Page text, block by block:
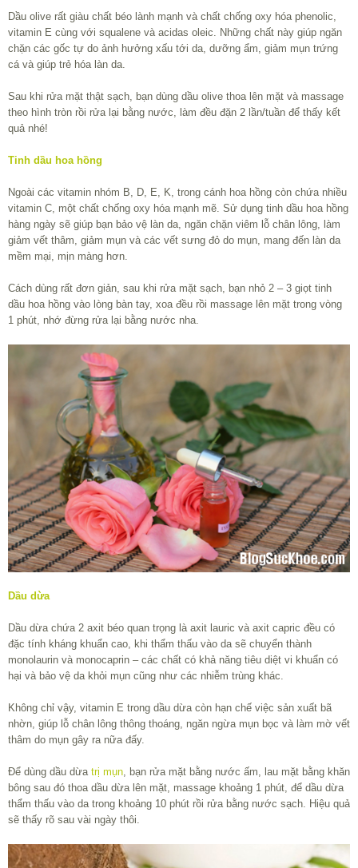
Dầu olive rất giàu chất béo lành mạnh và chất chống oxy hóa phenolic,
vitamin E cùng với squalene và acidas oleic. Những chất này giúp ngăn
chặn các gốc tự do ảnh hưởng xấu tới da, dưỡng ẩm, giảm mụn trứng
cá và giúp trẻ hóa làn da.
Sau khi rửa mặt thật sạch, bạn dùng dầu olive thoa lên mặt và massage
theo hình tròn rồi rửa lại bằng nước, làm đều đặn 2 lần/tuần để thấy kết
quả nhé!
Tinh dầu hoa hồng
Ngoài các vitamin nhóm B, D, E, K, trong cánh hoa hồng còn chứa nhiều
vitamin C, một chất chống oxy hóa mạnh mẽ. Sử dụng tinh dầu hoa hồng
hàng ngày sẽ giúp bạn bảo vệ làn da, ngăn chặn viêm lỗ chân lông, làm
giảm vết thâm, giảm mụn và các vết sưng đỏ do mụn, mang đến làn da
mềm mại, mịn màng hơn.
Cách dùng rất đơn giản, sau khi rửa mặt sạch, bạn nhỏ 2 – 3 giọt tinh
dầu hoa hồng vào lòng bàn tay, xoa đều rồi massage lên mặt trong vòng
1 phút, nhớ đừng rửa lại bằng nước nha.
Dầu dừa
Dầu dừa chứa 2 axit béo quan trọng là axit lauric và axit capric đều có
đặc tính kháng khuẩn cao, khi thẩm thấu vào da sẽ chuyển thành
monolaurin và monocaprin – các chất có khả năng tiêu diệt vi khuẩn có
hại và bảo vệ da khỏi mụn cũng như các nhiễm trùng khác.
Không chỉ vậy, vitamin E trong dầu dừa còn hạn chế việc sản xuất bã
nhờn, giúp lỗ chân lông thông thoáng, ngăn ngừa mụn bọc và làm mờ vết
thâm do mụn gây ra nữa đấy.
Để dùng dầu dừa trị mụn, bạn rửa mặt bằng nước ấm, lau mặt bằng khăn
bông sau đó thoa dầu dừa lên mặt, massage khoảng 1 phút, để dầu dừa
thẩm thấu vào da trong khoảng 10 phút rồi rửa bằng nước sạch. Hiệu quả
sẽ thấy rõ sau vài ngày thôi.